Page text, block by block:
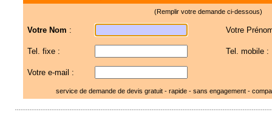
(Remplir votre demande ci-dessous)
Votre Nom : Votre
Tel. fixe : Tel. mobile :
Votre e-mail :
service de demande de devis gratuit - rapide - sans engagement -